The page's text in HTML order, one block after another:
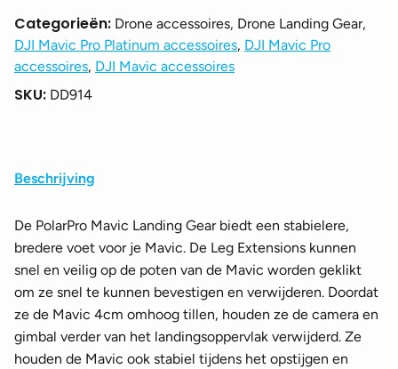
Categorieën: Drone accessoires, Drone Landing Gear,
DJI Mavic Pro Platinum accessoires, DJI Mavic Pro
accessoires, DJI Mavic accessoires
SKU: DD914
Beschrijving
De PolarPro Mavic Landing Gear biedt een stabielere,
bredere voet voor je Mavic. De Leg Extensions kunnen
snel en veilig op de poten van de Mavic worden geklikt
om ze snel te kunnen bevestigen en verwijderen. Doordat
ze de Mavic 4cm omhoog tillen, houden ze de camera en
gimbal verder van het landingsoppervlak verwijderd. Ze
houden de Mavic ook stabiel tijdens het opstijgen en